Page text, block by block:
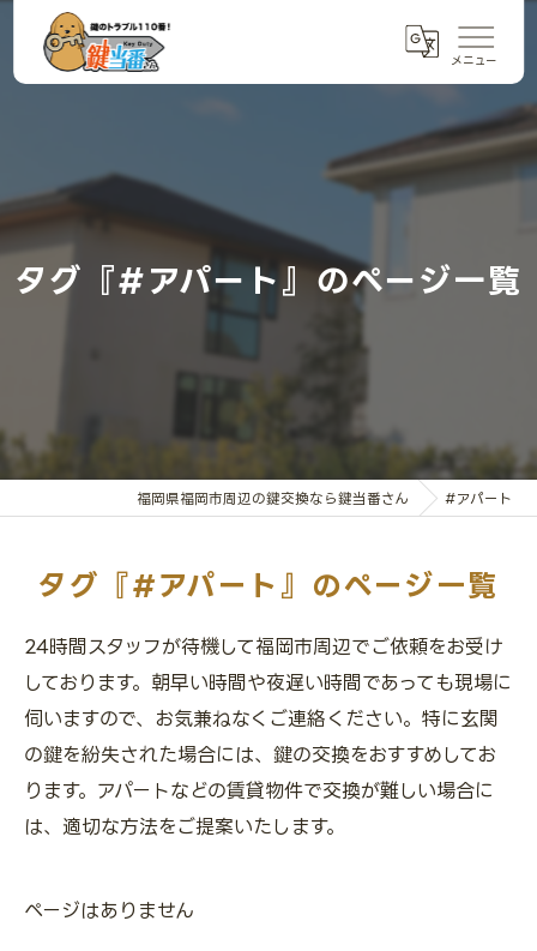
タグ『#アパート』のページ一覧
福岡県福岡市周辺の鍵交換なら鍵当番さん #アパート
タグ『#アパート』のページ一覧
24時間スタッフが待機して福岡市周辺でご依頼をお受け
しております。朝早い時間や夜遅い時間であっても現場に
伺いますので、お気兼ねなくご連絡ください。特に玄関
の鍵を紛失された場合には、鍵の交換をおすすめしてお
ります。アパートなどの賃貸物件で交換が難しい場合に
は、適切な方法をご提案いたします。
ページはありません